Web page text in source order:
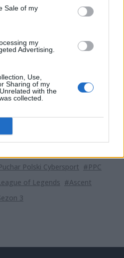
Sale of my
my
Advertising.
Use,
Sharing of my
with the
collected.
rozbić górny
Illuminar Gaming w końcu
także Starszego Smoka.
się jak tylko mogło, ale nic nie
reprezentantów
Pucharu Polski Cybersport
12 000 złotych.
Polski Cybersport #PPC
of Legends #Ascent
3